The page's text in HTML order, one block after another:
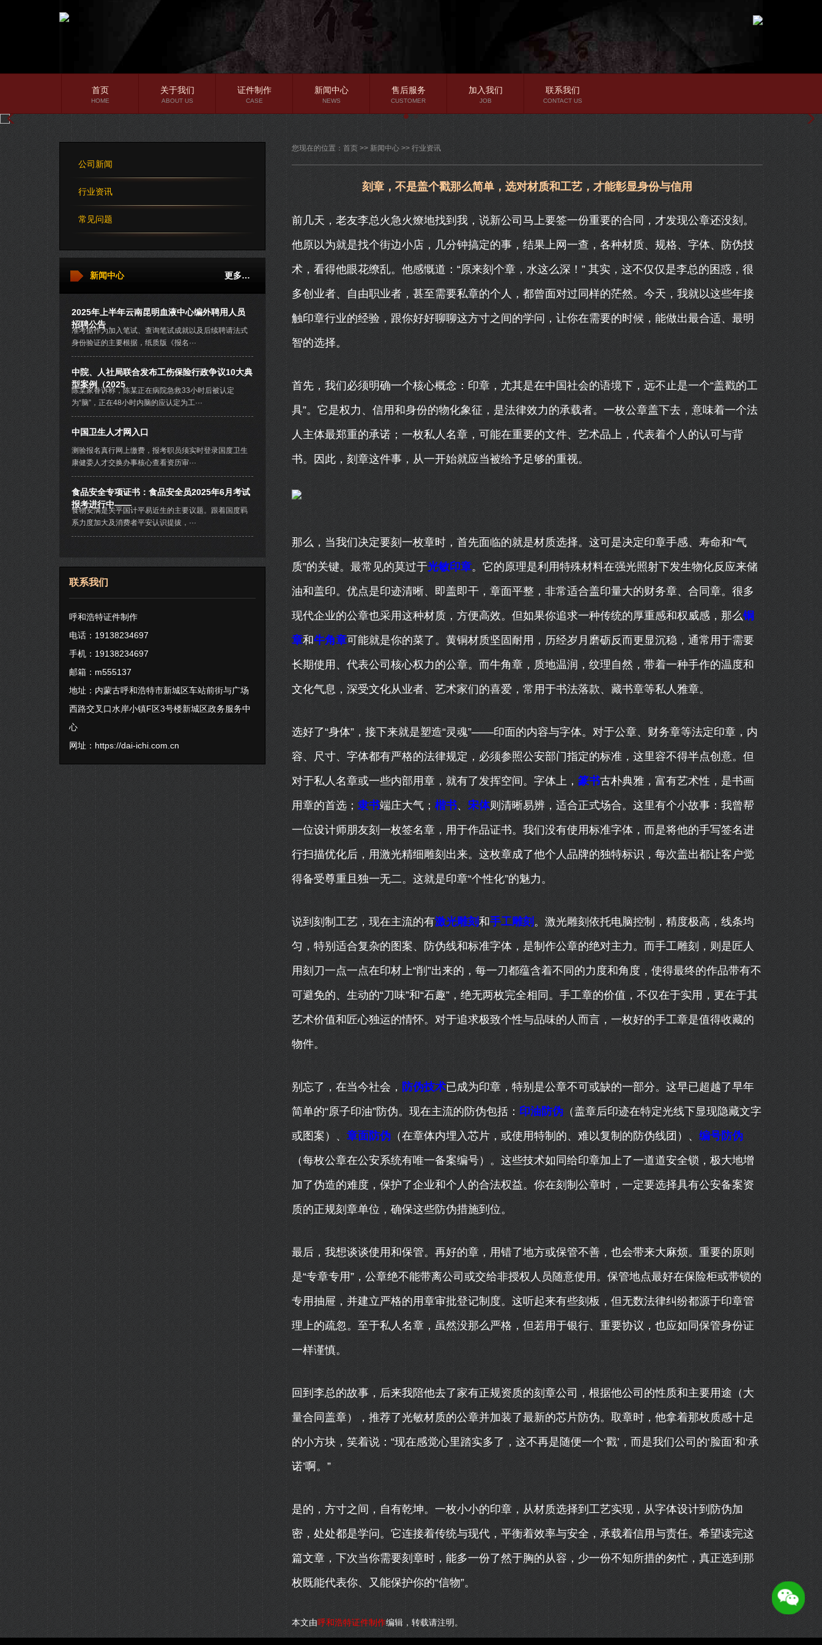
行业资讯
常见问题
首页
HOME
关于我们
ABOUT US
证件制作
CASE
新闻中心
NEWS
售后服务
CUSTOMER
加入我们
JOB
联系我们
CONTACT US
公司新闻
行业资讯
常见问题
更多…
新闻中心
2025年上半年云南昆明血液中心编外聘用人员
招聘公告
准考据作为加入笔试、查询笔试成就以及后续聘请法式
身份验证的主要根据，纸质版《报名···
中院、人社局联合发布工伤保险行政争议10大典
型案例（2025
陈某家眷诉称，陈某正在病院急救33小时后被认定
为“脑”，正在48小时内脑的应认定为工···
中国卫生人才网入口
测验报名真行网上缴费，报考职员须实时登录国度卫生
康健委人才交换办事核心查看资历审···
食品安全专项证书：食品安全员2025年6月考试
报考进行中——
食物安满是关乎国计平易近生的主要议题。跟着国度羁
系力度加大及消费者平安认识提拔，···
联系我们
呼和浩特证件制作
电话：19138234697
手机：19138234697
邮箱：m555137
地址：内蒙古呼和浩特市新城区车站前街与广场
西路交叉口水岸小镇F区3号楼新城区政务服务中
心
网址： https://dai-ichi.com.cn
您现在的位置： 首页 >> 新闻中心 >> 行业资讯
刻章，不是盖个戳那么简单，选对材质和工艺，才能彰显身份与信用
前几天，老友李总火急火燎地找到我，说新公司马上要签一份重要的合同，才发现公章还没刻。
他原以为就是找个街边小店，几分钟搞定的事，结果上网一查，各种材质、规格、字体、防伪技
术，看得他眼花缭乱。他感慨道：“原来刻个章，水这么深！” 其实，这不仅仅是李总的困惑，很
多创业者、自由职业者，甚至需要私章的个人，都曾面对过同样的茫然。今天，我就以这些年接
触印章行业的经验，跟你好好聊聊这方寸之间的学问，让你在需要的时候，能做出最合适、最明
智的选择。
首先，我们必须明确一个核心概念：印章，尤其是在中国社会的语境下，远不止是一个“盖戳的工
具”。它是权力、信用和身份的物化象征，是法律效力的承载者。一枚公章盖下去，意味着一个法
人主体最郑重的承诺；一枚私人名章，可能在重要的文件、艺术品上，代表着个人的认可与背
书。因此，刻章这件事，从一开始就应当被给予足够的重视。
那么，当我们决定要刻一枚章时，首先面临的就是材质选择。这可是决定印章手感、寿命和“气
质”的关键。最常见的莫过于光敏印章。它的原理是利用特殊材料在强光照射下发生物化反应来储
油和盖印。优点是印迹清晰、即盖即干，章面平整，非常适合盖印量大的财务章、合同章。很多
现代企业的公章也采用这种材质，方便高效。但如果你追求一种传统的厚重感和权威感，那么铜
章和牛角章可能就是你的菜了。黄铜材质坚固耐用，历经岁月磨砺反而更显沉稳，通常用于需要
长期使用、代表公司核心权力的公章。而牛角章，质地温润，纹理自然，带着一种手作的温度和
文化气息，深受文化从业者、艺术家们的喜爱，常用于书法落款、藏书章等私人雅章。
选好了“身体”，接下来就是塑造“灵魂”——印面的内容与字体。对于公章、财务章等法定印章，内
容、尺寸、字体都有严格的法律规定，必须参照公安部门指定的标准，这里容不得半点创意。但
对于私人名章或一些内部用章，就有了发挥空间。字体上， 篆书古朴典雅，富有艺术性，是书画
用章的首选； 隶书端庄大气； 楷书、 宋体则清晰易辨，适合正式场合。这里有个小故事：我曾帮
一位设计师朋友刻一枚签名章，用于作品证书。我们没有使用标准字体，而是将他的手写签名进
行扫描优化后，用激光精细雕刻出来。这枚章成了他个人品牌的独特标识，每次盖出都让客户觉
得备受尊重且独一无二。这就是印章“个性化”的魅力。
说到刻制工艺，现在主流的有激光雕刻和手工雕刻 。激光雕刻依托电脑控制，精度极高，线条均
匀，特别适合复杂的图案、防伪线和标准字体，是制作公章的绝对主力。而手工雕刻，则是匠人
用刻刀一点一点在印材上“削”出来的，每一刀都蕴含着不同的力度和角度，使得最终的作品带有不
可避免的、生动的“刀味”和“石趣”，绝无两枚完全相同。手工章的价值，不仅在于实用，更在于其
艺术价值和匠心独运的情怀。对于追求极致个性与品味的人而言，一枚好的手工章是值得收藏的
物件。
别忘了，在当今社会， 防伪技术已成为印章，特别是公章不可或缺的一部分。这早已超越了早年
简单的“原子印油”防伪。现在主流的防伪包括： 印油防伪 （盖章后印迹在特定光线下显现隐藏文字
或图案）、 章面防伪 （在章体内埋入芯片，或使用特制的、难以复制的防伪线团）、 编号防伪
（每枚公章在公安系统有唯一备案编号）。这些技术如同给印章加上了一道道安全锁，极大地增
加了伪造的难度，保护了企业和个人的合法权益。你在刻制公章时，一定要选择具有公安备案资
质的正规刻章单位，确保这些防伪措施到位。
最后，我想谈谈使用和保管。再好的章，用错了地方或保管不善，也会带来大麻烦。重要的原则
是“专章专用”，公章绝不能带离公司或交给非授权人员随意使用。保管地点最好在保险柜或带锁的
专用抽屉，并建立严格的用章审批登记制度。这听起来有些刻板，但无数法律纠纷都源于印章管
理上的疏忽。至于私人名章，虽然没那么严格，但若用于银行、重要协议，也应如同保管身份证
一样谨慎。
回到李总的故事，后来我陪他去了家有正规资质的刻章公司，根据他公司的性质和主要用途（大
量合同盖章），推荐了光敏材质的公章并加装了最新的芯片防伪。取章时，他拿着那枚质感十足
的小方块，笑着说：“现在感觉心里踏实多了，这不再是随便一个‘戳’，而是我们公司的‘脸面’和‘承
诺’啊。”
是的，方寸之间，自有乾坤。一枚小小的印章，从材质选择到工艺实现，从字体设计到防伪加
密，处处都是学问。它连接着传统与现代，平衡着效率与安全，承载着信用与责任。希望读完这
篇文章，下次当你需要刻章时，能多一份了然于胸的从容，少一份不知所措的匆忙，真正选到那
枚既能代表你、又能保护你的“信物”。
本文由呼和浩特证件制作编辑，转载请注明。